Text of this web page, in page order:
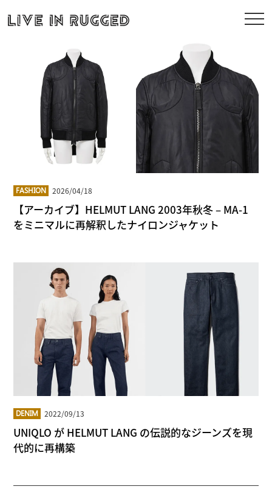
FASHION 2026/04/18
【アーカイブ】HELMUT LANG 2003年秋冬 – MA-1
をミニマルに再解釈したナイロンジャケット
DENIM 2022/09/13
UNIQLO が HELMUT LANG の伝説的なジーンズを現
代的に再構築